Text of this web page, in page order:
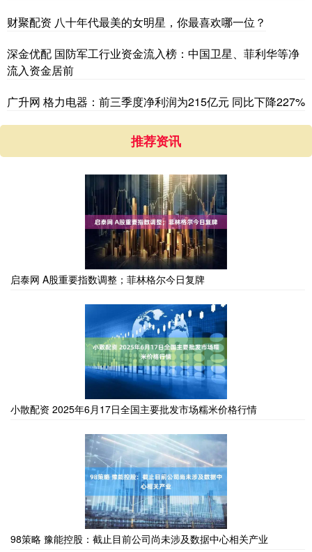
财聚配资 八十年代最美的女明星，你最喜欢哪一位？
深金优配 国防军工行业资金流入榜：中国卫星、菲利华等净
流入资金居前
广升网 格力电器：前三季度净利润为215亿元 同比下降227%
推荐资讯
启泰网 A股重要指数调整；菲林格尔今日复牌
小散配资 2025年6月17日全国主要批发市场糯米价格行情
98策略 豫能控股：截止目前公司尚未涉及数据中心相关产业